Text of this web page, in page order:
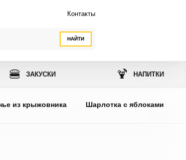
НАЙТИ
Контакты
🍔 ЗАКУСКИ 🍹 НАПИТКИ
из крыжовника Шарлотка с яблоками